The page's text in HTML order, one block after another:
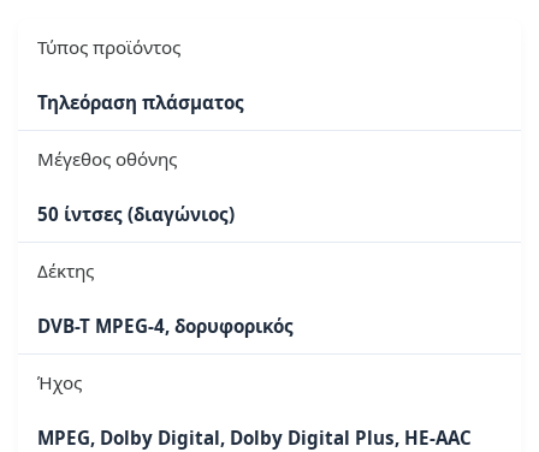
Τύπος προϊόντος
Τηλεόραση πλάσματος
Μέγεθος οθόνης
50 ίντσες (διαγώνιος)
Δέκτης
DVB-T MPEG-4, δορυφορικός
Ήχος
MPEG, Dolby Digital, Dolby Digital Plus, HE-AAC